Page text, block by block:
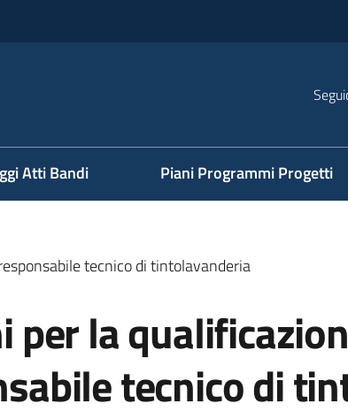
Atti Bandi Piani Programmi Progetti
tecnico di tintolavanderia
per la
tecnico di